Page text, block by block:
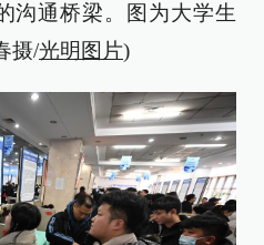
沟通桥梁。图为大学生
摄/光明图片)